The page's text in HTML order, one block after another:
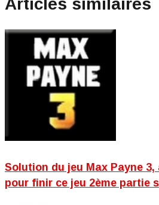
Articles similaires
Solution du jeu Max Payne
pour finir ce jeu 2ème partie